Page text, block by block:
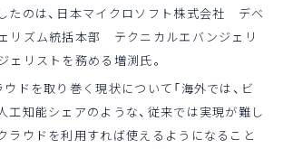
たのは、日本マイクロソフト株式会社 デベ
リズム統括本部 テクニカルエバンジェリ
ェリストを務める増渕氏。
ドを取り巻く現状について「海外では、ビ
工知能シェアのような、従来では実現が難し
ラウドを利用すれば使えるようになること